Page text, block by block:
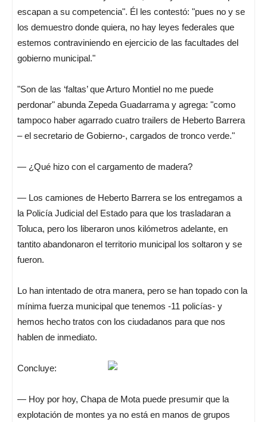
escapan a su competencia". Él les contestó: "pues no y se
los demuestro donde quiera, no hay leyes federales que
estemos contraviniendo en ejercicio de las facultades del
gobierno municipal."
"Son de las ‘faltas’ que Arturo Montiel no me puede
perdonar" abunda Zepeda Guadarrama y agrega: "como
tampoco haber agarrado cuatro trailers de Heberto Barrera
– el secretario de Gobierno-, cargados de tronco verde."
— ¿Qué hizo con el cargamento de madera?
— Los camiones de Heberto Barrera se los entregamos a
la Policía Judicial del Estado para que los trasladaran a
Toluca, pero los liberaron unos kilómetros adelante, en
tantito abandonaron el territorio municipal los soltaron y se
fueron.
Lo han intentado de otra manera, pero se han topado con la
mínima fuerza municipal que tenemos -11 policías- y
hemos hecho tratos con los ciudadanos para que nos
hablen de inmediato.
Concluye:
— Hoy por hoy, Chapa de Mota puede presumir que la
explotación de montes ya no está en manos de grupos